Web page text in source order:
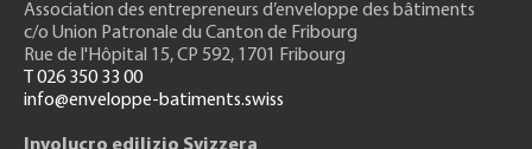
Association des entrepreneurs d’enveloppe des bâtiments
c/o Union Patronale du Canton de Fribourg
Rue de l'Hôpital 15, CP 592, 1701 Fribourg
T 026 350 33 00
info@enveloppe-batiments.swiss